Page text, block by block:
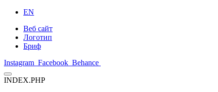
EN
Веб сайт
Логотип
Бриф
Instagram Facebook Behance
INDEX.PHP